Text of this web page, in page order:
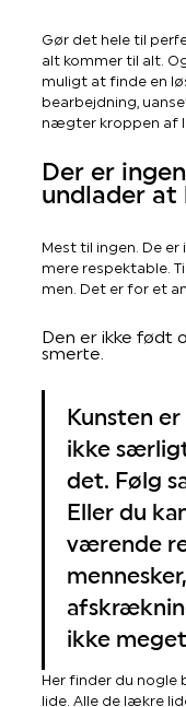
Gør det hele til
alt kommer til alt.
muligt at finde en
bearbejdning,
nægter kroppen af
Der er
undlader at
Mest til ingen. De
mere respektable.
men. Det er for et
Den er ikke født
smerte.
Kunsten
ikke
det. Følg
Eller du
værende
ikke
Her finder du nogle
lide. Alle de lækre